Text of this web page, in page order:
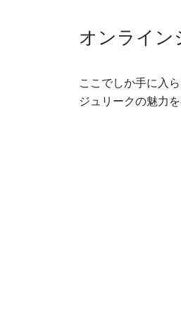
オンライン
ここでしか手に入
ジュリークの魅力